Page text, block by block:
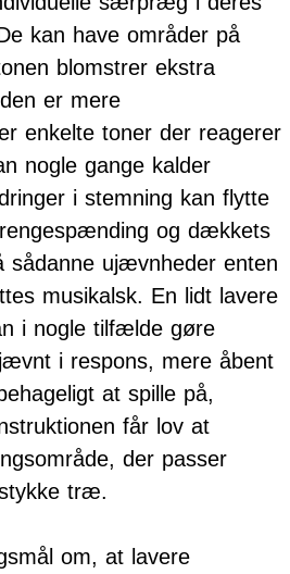
kan have områder på
blomstrer ekstra
er mere
enkelte toner der reagerer
nogle gange kalder
i stemning kan flytte
og dækkets
sådanne ujævnheder enten
musikalsk. En lidt lavere
i nogle tilfælde gøre
i respons, mere åbent
at spille på,
får lov at
der passer
træ.
om, at lavere